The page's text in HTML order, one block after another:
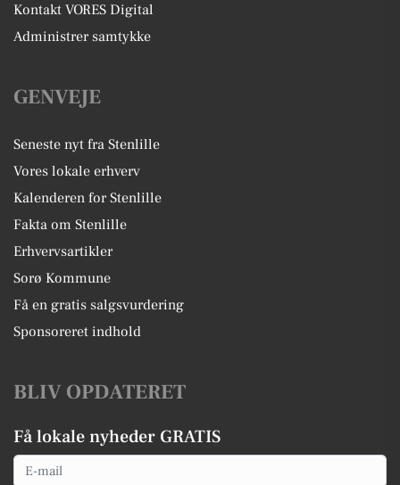
Kontakt VORES Digital
Administrer samtykke
GENVEJE
Seneste nyt fra Stenlille
Vores lokale erhverv
Kalenderen for Stenlille
Fakta om Stenlille
Erhvervsartikler
Sorø Kommune
Få en gratis salgsvurdering
Sponsoreret indhold
BLIV OPDATERET
Få lokale nyheder GRATIS
Email